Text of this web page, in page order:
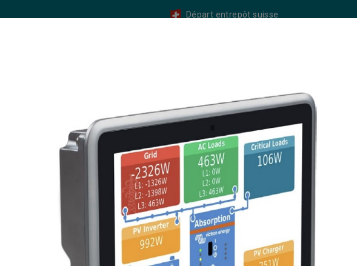
Départ entrepôt suisse
Systèmes De Distribution DC & Fusibles Câbles Accessoires Chauffage
Utilisation / surveillance Surveillance du système Ekrano GX - Écran de
Ekrano GX - Écran de contrôle
Référence: BPP900480100
Ekrano GX Contrôleur de système Affichage